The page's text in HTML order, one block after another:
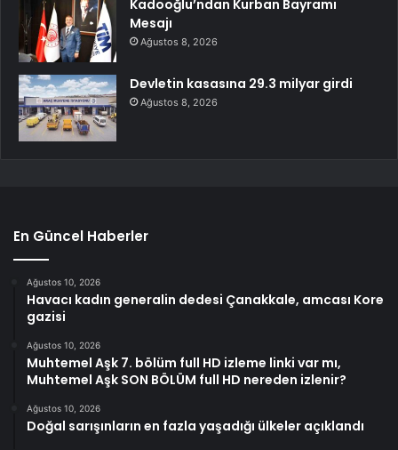
Kadooğlu’ndan Kurban Bayramı
Mesajı
Ağustos 8, 2026
Devletin kasasına 29.3 milyar girdi
Ağustos 8, 2026
En Güncel Haberler
Ağustos 10, 2026
Havacı kadın generalin dedesi Çanakkale, amcası Kore
gazisi
Ağustos 10, 2026
Muhtemel Aşk 7. bölüm full HD izleme linki var mı,
Muhtemel Aşk SON BÖLÜM full HD nereden izlenir?
Ağustos 10, 2026
Doğal sarışınların en fazla yaşadığı ülkeler açıklandı